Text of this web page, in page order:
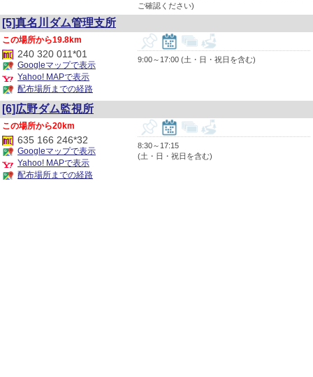
ご確認ください)
[5]真名川ダム管理支所
9:00～17:00 (土・日・祝日を含む)
19.8km
240 320 011*01
Googleマップで表示
Yahoo! MAPで表示
配布場所までの経路
[6]広野ダム監視所
8:30～17:15
(土・日・祝日を含む)
20km
635 166 246*32
Googleマップで表示
Yahoo! MAPで表示
配布場所までの経路